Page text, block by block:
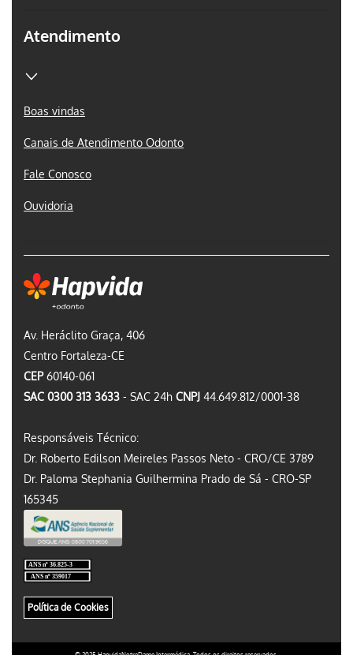
Av. Heráclito Graça, 406
Centro Fortaleza-CE
CEP60140-061
SAC 0300 313 3633 - SAC 24h CNPJ 44.649.812/0001-38
Responsáveis Técnico:
Dr. Roberto Edilson Meireles Passos Neto - CRO/CE 3789
Dr. Paloma Stephania Guilhermina Prado de Sá - CRO-SP
165345
Política de Cookies
Atendimento
Boas vindas
Canais de Atendimento Odonto
Fale Conosco
Ouvidoria